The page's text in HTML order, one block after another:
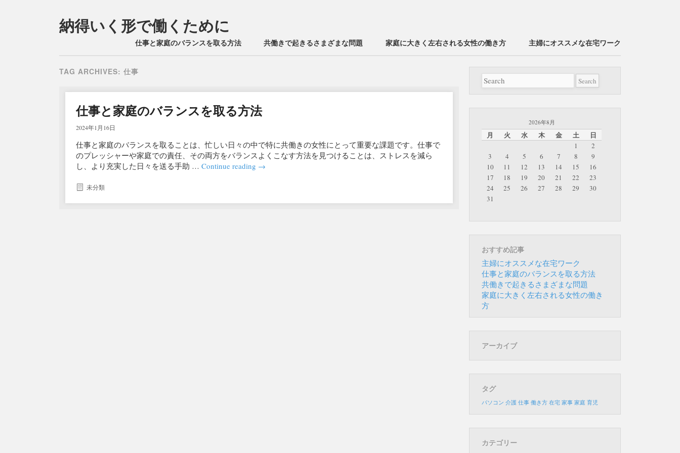
納得いく形で働くために
Main menu仕事と家庭のバランスを取る方法 共働きで起きるさまざまな問題 家庭に大きく左右される女性の働き方 主婦にオススメな在宅ワーク
TAG ARCHIVES: 仕事
仕事と家庭のバランスを取る方法
2024年1月16日
仕事と家庭のバランスを取ることは、忙しい日々の中で特に共働きの女性にとって重要な課題です。仕事で
のプレッシャーや家庭での責任、その両方をバランスよくこなす方法を見つけることは、ストレスを減ら
し、より充実した日々を送る手助 … Continue reading →
未分類
2026年8月
月 火 水 木 金 土 日
1
2
3
4 5 6 7 8
9
10
11 12 13 14 15
16
17
18 19 20 21 22
23
24
25 26 27 28 29
30
31
おすすめ記事
主婦にオススメな在宅ワーク
仕事と家庭のバランスを取る方法
共働きで起きるさまざまな問題
家庭に大きく左右される女性の働き
方
アーカイブ
タグ
パソコン 介護 仕事 働き方 在宅 家事 家庭 育児
カテゴリー